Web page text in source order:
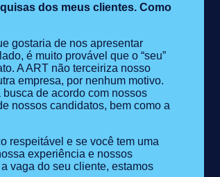
dos meus clientes. Como
gostaria de nos apresentar
é muito provável que o “seu”
A ART não terceiriza nosso
empresa, por nenhum motivo.
de acordo com nossos
nossos candidatos, bem como a
respeitável e se você tem uma
experiência e nossos
vaga do seu cliente, estamos